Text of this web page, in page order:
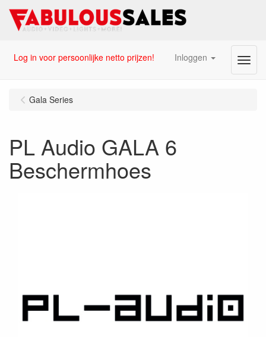
Log in voor persoonlijke netto prijzen! Inloggen Menu
Gala Series
PL Audio GALA 6
Beschermhoes